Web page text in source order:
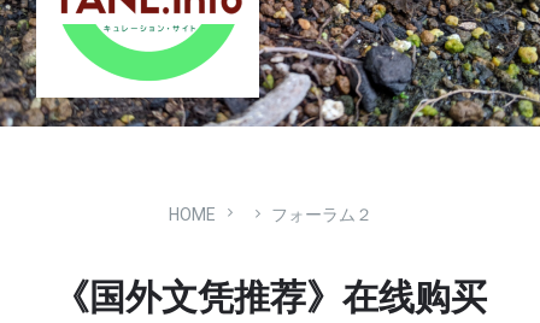
HOME フォーラム２
《国外文凭推荐》在线购买